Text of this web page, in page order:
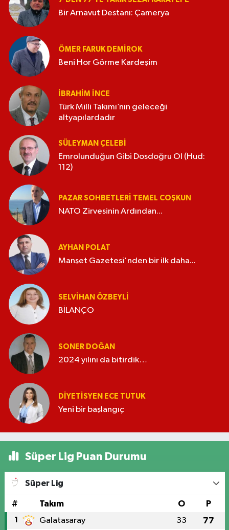
Bir Arnavut Destanı: Çamerya
ÖMER FARUK DEMIROK
Beni Hor Görme Kardeşim
İBRAHIM İNCE
Türk Milli Takımı’nın geleceği
altyapılardadır
SÜLEYMAN ÇELEBI
Emrolunduğun Gibi Dosdoğru Ol (Hud:
112)
PAZAR SOHBETLERI TEMEL COŞKUN
NATO Zirvesinin Ardından...
AYHAN POLAT
Manşet Gazetesi'nden bir ilk daha...
SELVIHAN ÖZBEYLI
BİLANÇO
SONER DOĞAN
2024 yılını da bitirdik…
DIYETISYEN ECE TUTUK
Yeni bir başlangıç
Süper Lig Puan Durumu
Süper Lig
# Takım O P
1 Galatasaray 33 77